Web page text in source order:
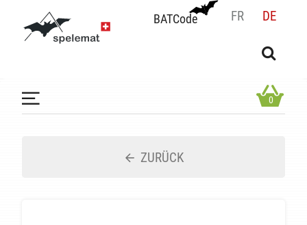
BATCode FR DE
BATCode
OK
0
ZURÜCK